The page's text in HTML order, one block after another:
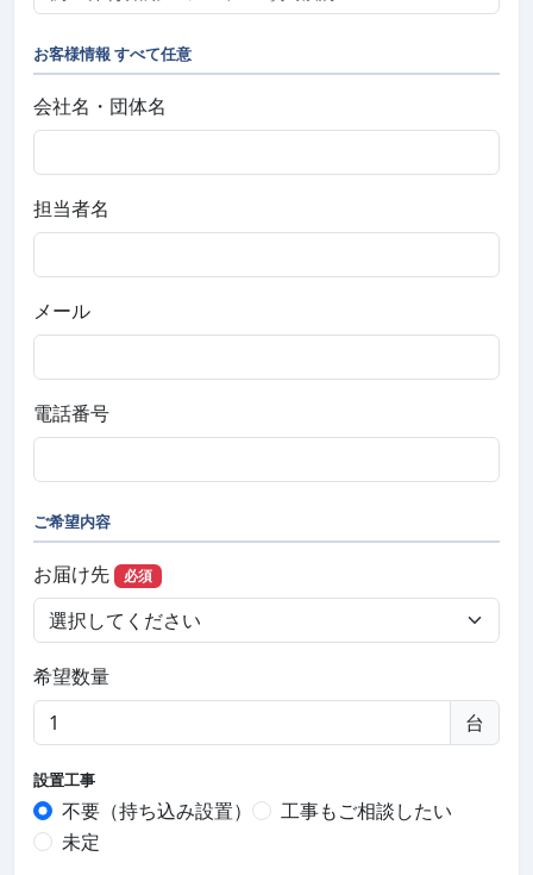
お客様情報 すべて任意
会社名・団体名
担当者名
メール
電話番号
ご希望内容
お届け先 必須
希望数量
台
設置工事
不要（持ち込み設置）
工事もご相談したい
未定